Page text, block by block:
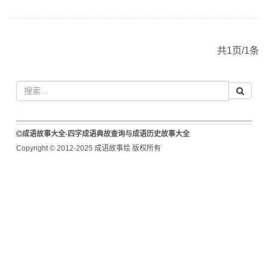
共1页/1条
成语故事大全-四字成语典故查询与成语历史故事大全
Copyright © 2012-2025 成语故事烩 版权所有